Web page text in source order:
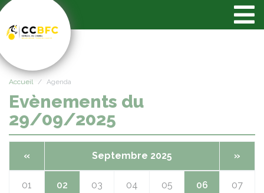
Accueil Agenda
Evènements du
29/09/2025
« Septembre 2025 »
01 02 03 04 05 06 07
Panneau de gestion des cookies